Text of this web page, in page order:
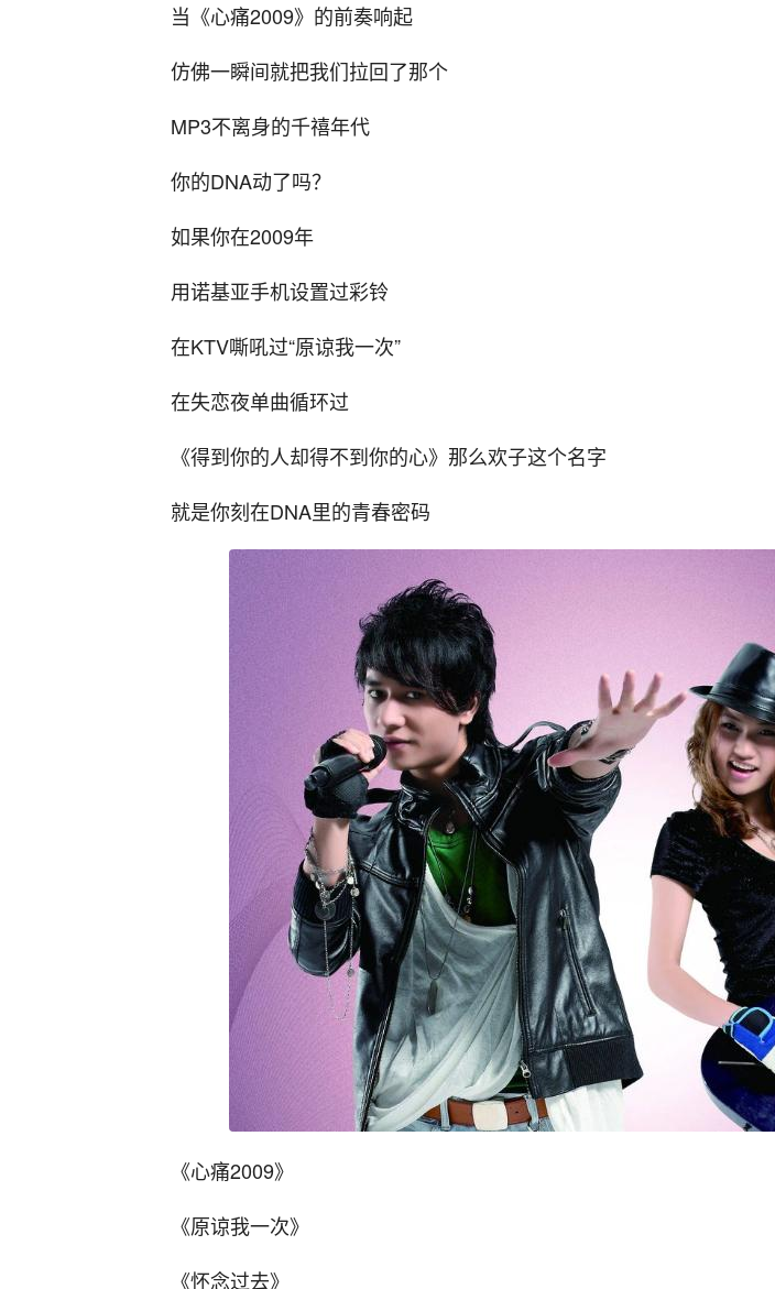
当《心痛2009》的前奏响起
仿佛一瞬间就把我们拉回了那个
MP3不离身的千禧年代
你的DNA动了吗？
如果你在2009年
用诺基亚手机设置过彩铃
在KTV嘶吼过“原谅我一次”
在失恋夜单曲循环过
《得到你的人却得不到你的心》那么欢子这个名字
就是你刻在DNA里的青春密码
《心痛2009》
《原谅我一次》
《怀念过去》